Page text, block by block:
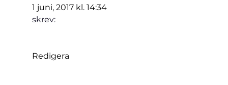
1 juni, 2017 kl. 14:34
skrev:
Redigera